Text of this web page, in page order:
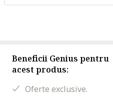
Beneficii Genius pentru
acest produs:
Oferte exclusive.